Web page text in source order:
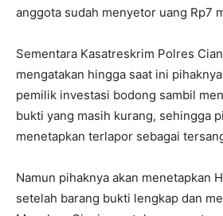
anggota sudah menyetor uang Rp7
Sementara Kasatreskrim Polres
mengatakan hingga saat ini
pemilik investasi bodong sambil
bukti yang masih kurang, sehingga
menetapkan terlapor sebagai
Namun pihaknya akan menetapkan
setelah barang bukti lengkap dan